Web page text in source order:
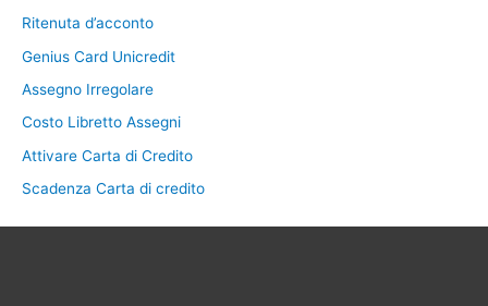
Ritenuta d’acconto
Genius Card Unicredit
Assegno Irregolare
Costo Libretto Assegni
Attivare Carta di Credito
Scadenza Carta di credito